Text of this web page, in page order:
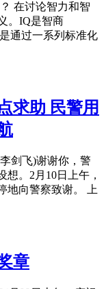
在讨论智力和智
。IQ是智商
是通过一系列标准化
求助 民警用
剑飞)谢谢你，警
。2月10日上午，
地向警察致谢。 上
章